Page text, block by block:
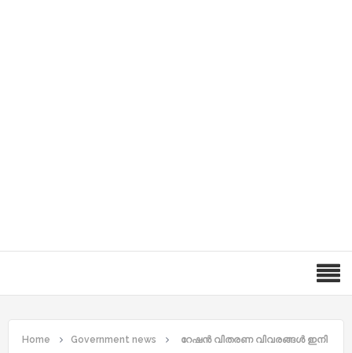
Home Government news
റേഷൻ വിതരണ വിവരങ്ങൾ ഇനി